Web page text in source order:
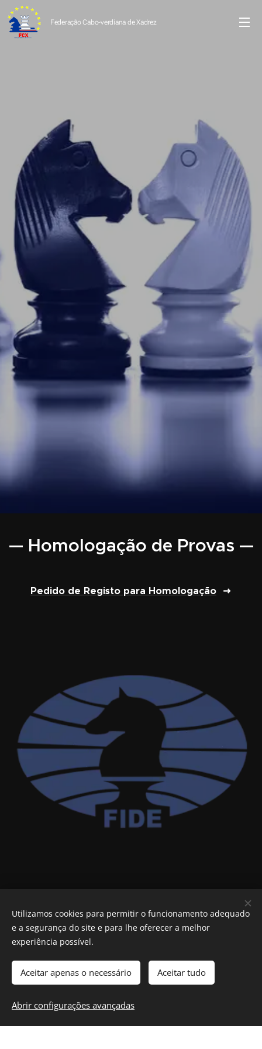
Federação Cabo-verdiana deXadrez
— Homologação de Provas —
Pedido de Registo para Homologação
Utilizamos cookies para permitir o funcionamento adequado
e a segurança do site e para lhe oferecer a melhor
experiência possível.
Aceitar apenas o necessário Aceitar tudo
Abrir configurações avançadas